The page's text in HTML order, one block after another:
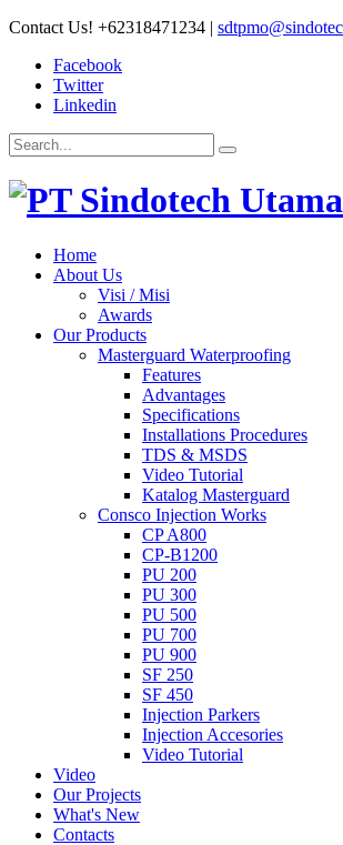
Contact Us! +62318471234 |
Facebook
Twitter
Linkedin
Home
About Us
Visi / Misi
Awards
Our Products
Masterguard Waterproofing
Features
Advantages
Specifications
Installations Procedures
TDS & MSDS
Video Tutorial
Katalog Masterguard
Consco Injection Works
CP A800
CP-B1200
PU 200
PU 300
PU 500
PU 700
PU 900
SF 250
SF 450
Injection Parkers
Injection Accesories
Video Tutorial
Video
Our Projects
What's New
Contacts